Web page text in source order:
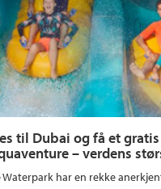
til Dubai og få et
– verdens
har en rekke